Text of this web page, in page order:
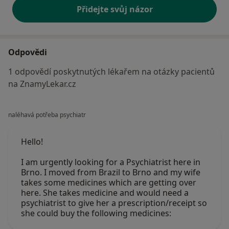
Přidejte svůj názor
Odpovědi
1 odpovědí poskytnutých lékařem na otázky pacientů
na ZnamyLekar.cz
naléhavá potřeba psychiatr
Hello!
I am urgently looking for a Psychiatrist here in
Brno. I moved from Brazil to Brno and my wife
takes some medicines which are getting over
here. She takes medicine and would need a
psychiatrist to give her a prescription/receipt so
she could buy the following medicines: